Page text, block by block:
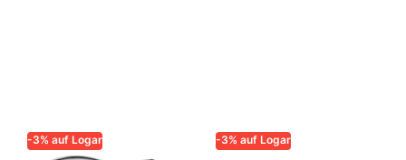
-3% auf Logar -3% auf Logar